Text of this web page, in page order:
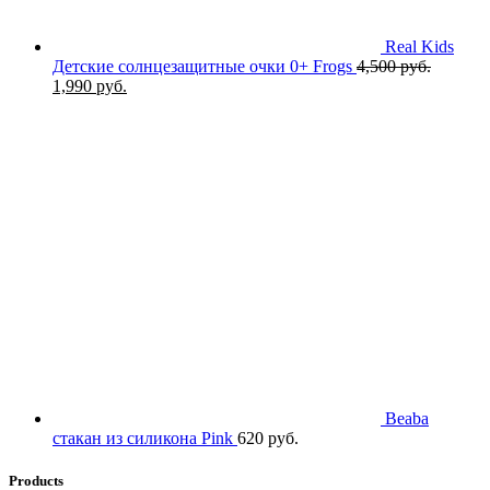
Real Kids
Детские солнцезащитные очки 0+ Frogs 4,500руб.
Первоначальная
1,990 руб.
Beaba
стакан из силикона Pink 620 руб.
Products